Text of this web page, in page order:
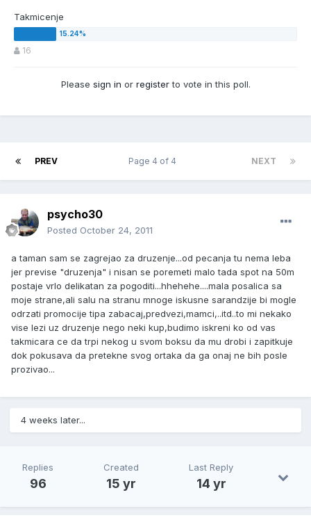
Takmicenje
16
Please sign in or registerto vote in this poll.
PREV NEXT
Page 4 of 4
psycho30
Posted October 24, 2011
a taman sam se zagrejao za druzenje...od pecanja tu nema leba
jer previse "druzenja" i nisan se poremeti malo tada spot na 50m
postaje vrlo delikatan za pogoditi...hhehehe....mala posalica sa
moje strane,ali salu na stranu mnoge iskusne sarandzije bi mogle
odrzati promocije tipa zabacaj,predvezi,mamci,..itd..to mi nekako
vise lezi uz druzenje nego neki kup,budimo iskreni ko od vas
takmicara ce da trpi nekog u svom boksu da mu drobi i zapitkuje
dok pokusava da pretekne svog ortaka da ga onaj ne bih posle
prozivao...
4 weeks later...
Replies
96
Created
15 yr
Last Reply
14 yr